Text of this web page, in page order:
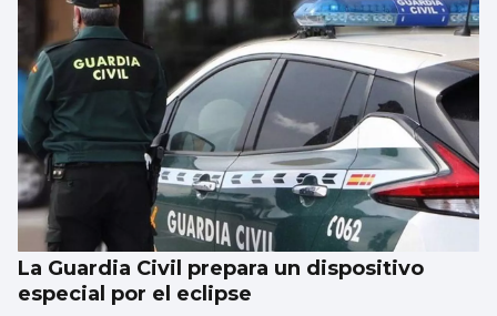
La Guardia Civil prepara un dispositivo
especial por el eclipse